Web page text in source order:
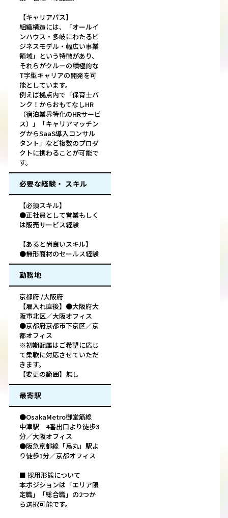
【キャリアパス】
組織構造には、「オールイ
ンハウス・多岐にわたるビ
ジネスモデル・幅広い事業
領域」という特徴があり、
それらがクルーの積極的な
T字型キャリアの開発を可
能としています。
例えば拠点内で「保育士バ
ンク！からおもてなしHR
（宿泊業界特化のHRサービ
ス）」「キャリアマッチン
グからSaaS導入コンサル
タント」など複数のプロダ
クトに携わることが可能で
す。
必要な経験・ スキル
【必須スキル】
●正社員として営業もしく
は販売サービス経験
【あると尚良いスキル】
●無形商材のセールス経験
勤務地
京都府 /大阪府
【雇入れ直後】●大阪府大
阪市北区／大阪オフィス
●京都府京都市下京区／京
都オフィス
※初期配属はご希望に応じ
て柔軟に対応させていただ
きます。
【変更の範囲】無し
最寄駅
●OsakaMetro御堂筋線
中津駅 4番出口より徒歩3
分／大阪オフィス
●阪急京都線「烏丸」駅よ
り徒歩1分／京都オフィス
■ 採用形態について
本ポジションは「エリア限
定職」「総合職」の2つか
ら選択可能です。